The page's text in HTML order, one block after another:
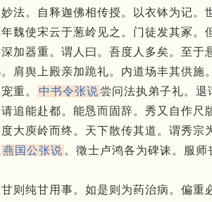
法。 自释迦佛相传授。 以衣钵为记。
魏使宋云于葱岭见之。 门徒发其冢。
深加器重。 谓人曰。 吾度人多矣。 至于
肩舆上殿亲加跪礼。 内道场丰其供施。
重。 中书令张说尝问法执弟子礼。 退
追能赴都。 能恳而固辞。 秀又自作尺
大庾岭而终。 天下散传其道。 谓秀宗
燕国公张说 。 徵士卢鸿各为碑诔。 服师
则纯甘用事。 如是则为药治病。 偏重